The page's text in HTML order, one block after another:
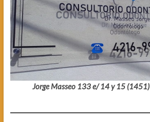
Jorge Masseo 133 e/ 14 y 15 (1451)